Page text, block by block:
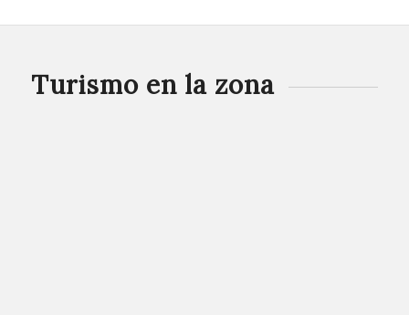
Turismo en la zona